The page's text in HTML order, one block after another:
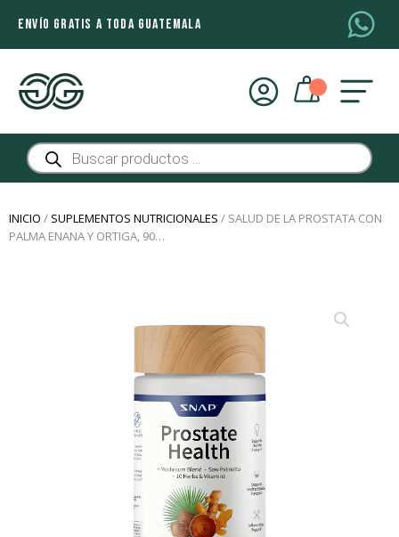
ENVÍO GRATIS A TODA GUATEMALA
Búsqueda
de
productos
INICIO / SUPLEMENTOS NUTRICIONALES / SALUD DE LA PROSTATA CON
PALMA ENANA Y ORTIGA, 90…